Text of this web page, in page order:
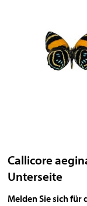
Callicore
Unterseite
Melden Sie sich für